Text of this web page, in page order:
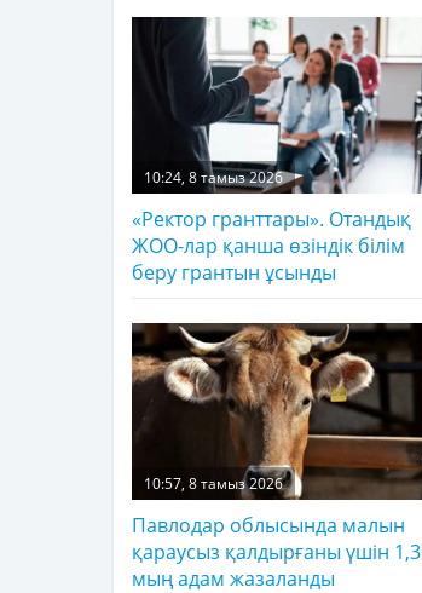
10:24, 8 тамыз 2026
«Ректор гранттары». Отандық
ЖОО-лар қанша өзіндік білім
беру грантын ұсынды
10:57, 8 тамыз 2026
Павлодар облысында малын
қараусыз қалдырғаны үшін 1,3
мың адам жазаланды